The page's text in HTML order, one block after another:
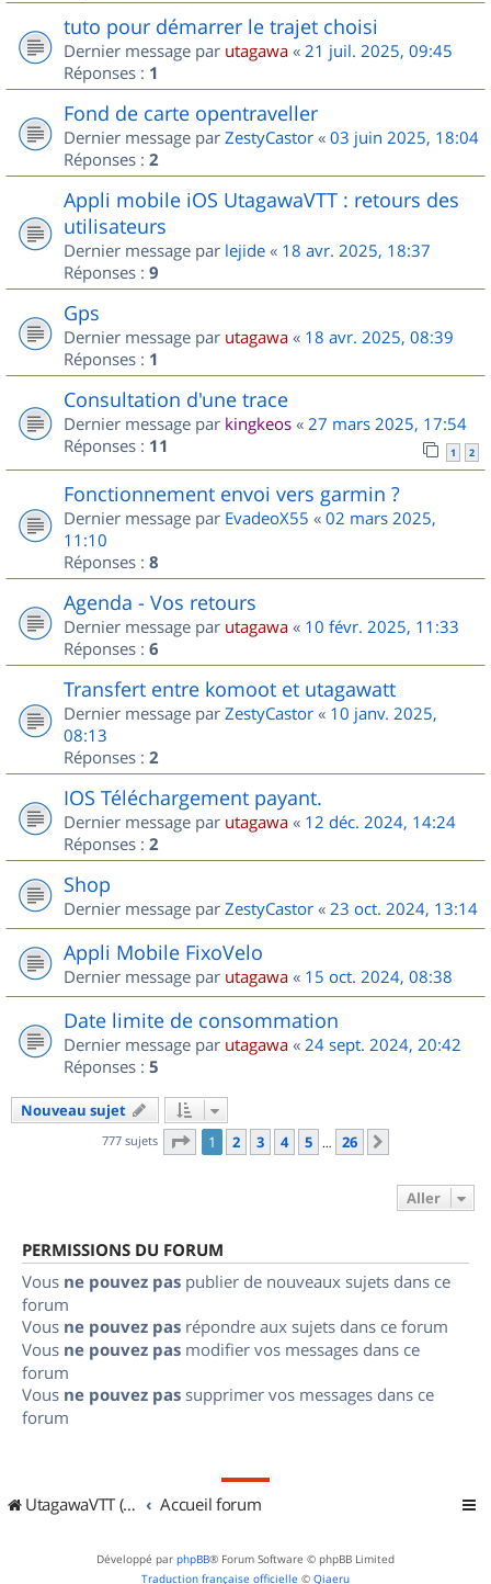
tuto pour démarrer le trajet choisi
Dernier message par utagawa « 21 juil. 2025, 09:45
Réponses : 1
Fond de carte opentraveller
Dernier message par ZestyCastor « 03 juin 2025, 18:04
Réponses : 2
Appli mobile iOS UtagawaVTT : retours des
utilisateurs
Dernier message par lejide « 18 avr. 2025, 18:37
Réponses : 9
Gps
Dernier message par utagawa « 18 avr. 2025, 08:39
Réponses : 1
Consultation d'une trace
Dernier message par kingkeos « 27 mars 2025, 17:54
Réponses : 11 1 2
Fonctionnement envoi vers garmin ?
Dernier message par EvadeoX55 « 02 mars 2025,
11:10
Réponses : 8
Agenda - Vos retours
Dernier message par utagawa « 10 févr. 2025, 11:33
Réponses : 6
Transfert entre komoot et utagawatt
Dernier message par ZestyCastor « 10 janv. 2025,
08:13
Réponses : 2
IOS Téléchargement payant.
Dernier message par utagawa « 12 déc. 2024, 14:24
Réponses : 2
Shop
Dernier message par ZestyCastor « 23 oct. 2024, 13:14
Appli Mobile FixoVelo
Dernier message par utagawa « 15 oct. 2024, 08:38
Date limite de consommation
Dernier message par utagawa « 24 sept. 2024, 20:42
Réponses : 5
Nouveau sujet
777 sujets Page 1sur
1 2 3 4 5 … 26
Aller
PERMISSIONS DU FORUM
Vous ne pouvez pas publier de nouveaux sujets dans ce
forum
Vous ne pouvez pas répondre aux sujets dans ce forum
Vous ne pouvez pas modifier vos messages dans ce
forum
Vous ne pouvez pas supprimer vos messages dans ce
forum
UtagawaVTT (Randos VTT et VTTAE avec traces GPS) Accueil forum
Développé par phpBB® Forum Software © phpBB Limited
Traduction française officielle © Qiaeru